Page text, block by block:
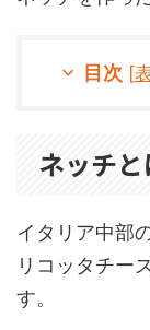
目次 [
ネッチと
イタリア中部
リコッタチー
す。